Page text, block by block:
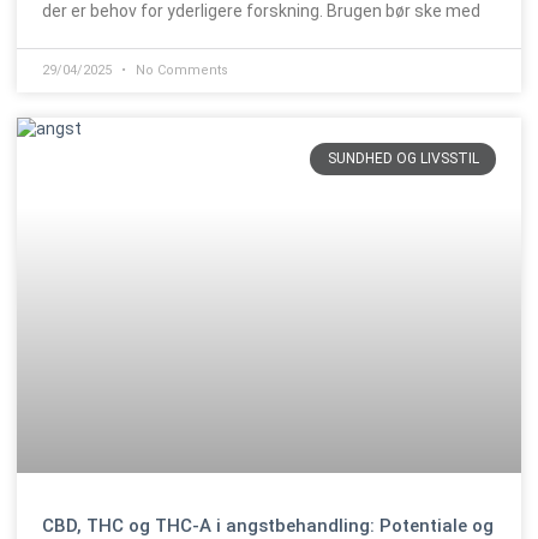
der er behov for yderligere forskning. Brugen bør ske med
29/04/2025 No Comments
SUNDHED OG LIVSSTIL
CBD, THC og THC-A i angstbehandling: Potentiale og